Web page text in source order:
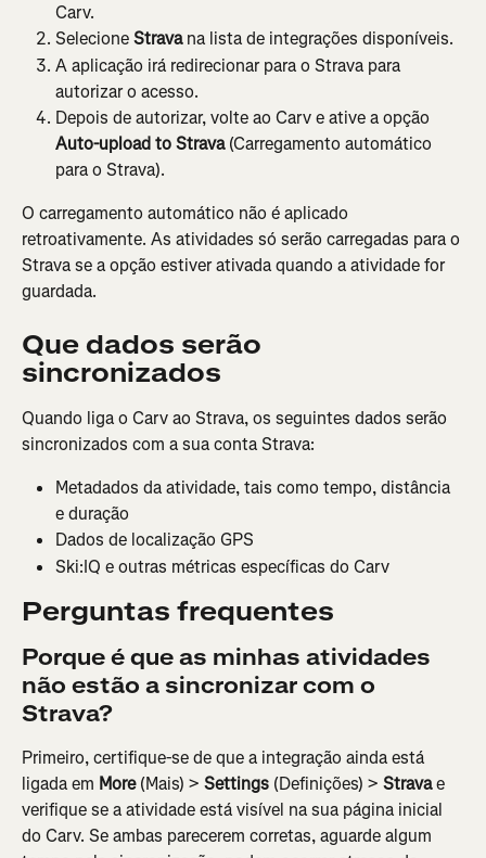
Carv.
Selecione Strava na lista de integrações disponíveis.
A aplicação irá redirecionar para o Strava para
autorizar o acesso.
Depois de autorizar, volte ao Carv e ative a opção
Auto-upload to Strava (Carregamento automático
para o Strava).
O carregamento automático não é aplicado
retroativamente. As atividades só serão carregadas para o
Strava se a opção estiver ativada quando a atividade for
guardada.
Que dados serão
sincronizados
Quando liga o Carv ao Strava, os seguintes dados serão
sincronizados com a sua conta Strava:
Metadados da atividade, tais como tempo, distância
e duração
Dados de localização GPS
Ski:IQ e outras métricas específicas do Carv
Perguntas frequentes
Porque é que as minhas atividades
não estão a sincronizar com o
Strava?
Primeiro, certifique-se de que a integração ainda está
ligada em More (Mais) > Settings (Definições) > Strava e
verifique se a atividade está visível na sua página inicial
do Carv. Se ambas parecerem corretas, aguarde algum